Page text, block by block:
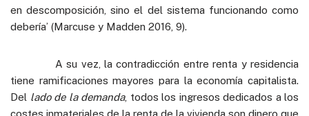
en descomposición, sino el del sistema funcionando como
debería’ (Marcuse y Madden 2016, 9).
A su vez, la contradicción entre renta y residencia
tiene ramificaciones mayores para la economía capitalista.
Del lado de la demanda, todos los ingresos dedicados a los
costes inmateriales de la renta de la vivienda son dinero que